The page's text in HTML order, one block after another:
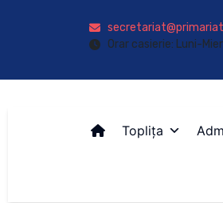
Orar casierie: Luni-
Toplița